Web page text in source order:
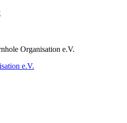
Organisation e.V.